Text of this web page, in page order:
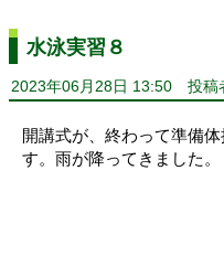
水泳実習８
2023年06月28日 13:50 投稿
開講式が、終わって準備
す。雨が降ってきました。